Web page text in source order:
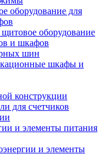
оборудование для
оборудование
и шкафов
шин
шкафы и
конструкции
для счетчиков
и элементы питания
и элементы